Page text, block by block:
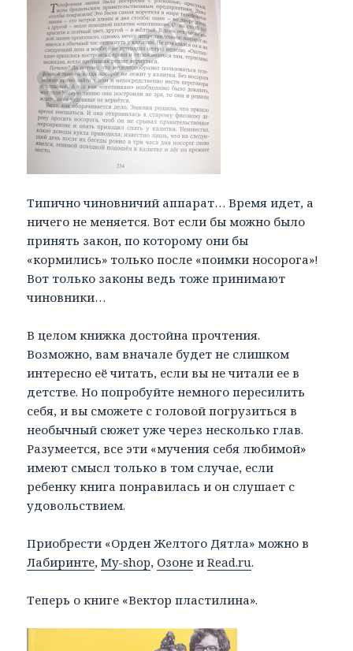
Типично чиновничий аппарат… Время идет, а
ничего не меняется. Вот если бы можно было
принять закон, по которому они бы
«кормились» только после «поимки носорога»!
Вот только законы ведь тоже принимают
чиновники…
В целом книжка достойна прочтения.
Возможно, вам вначале будет не слишком
интересно её читать, если вы не читали ее в
детстве. Но попробуйте немного пересилить
себя, и вы сможете с головой погрузиться в
необычный сюжет уже через несколько глав.
Разумеется, все эти «мучения себя любимой»
имеют смысл только в том случае, если
ребенку книга понравилась и он слушает с
удовольствием.
Приобрести «Орден Желтого Дятла» можно в
Лабиринте,My-shop, Озоне иRead.ru.
Теперь о книге «Вектор пластилина».